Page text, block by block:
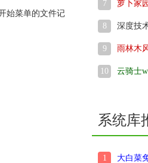
始菜单的文件记
7 萝卜家
8 深度技
9 雨林木
10 云骑士
系统库
1 大白菜